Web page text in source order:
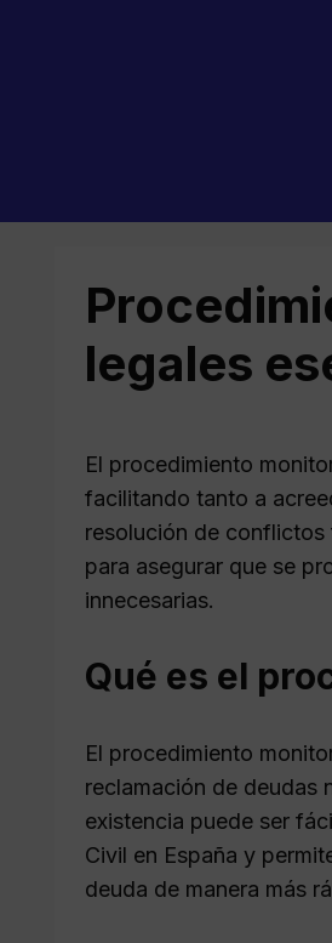
legales
El procedimiento
facilitando tanto a
resolución de conflictos
para asegurar que se
innecesarias.
Qué es el
El procedimiento
reclamación de deudas
existencia puede ser
Civil en España y
deuda de manera más